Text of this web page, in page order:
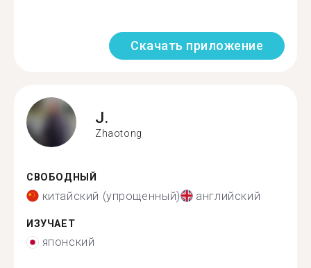
Скачать приложение
J.
Zhaotong
СВОБОДНЫЙ
китайский (упрощенный) английский
ИЗУЧАЕТ
японский